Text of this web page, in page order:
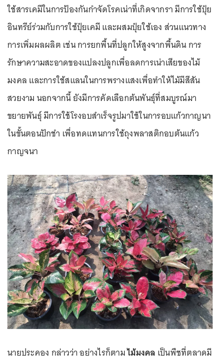
ใช้สารเคมีในการป้องกันกำจัดโรคเน่าที่เกิดจากรา มีการใช้ปุ๋ย
อินทรีย์ร่วมกับการใช้ปุ๋ยเคมี และผสมปุ๋ยใช้เอง ส่วนแนวทาง
การเพิ่มผลผลิต เช่น การยกพื้นที่ปลูกให้สูงจากพื้นดิน การ
รักษาความสะอาดของแปลงปลูกเพื่อลดการเน่าเสียของไม้
มงคล และการใช้สแลนในการพรางแสงเพื่อทำให้ไม้มีสีสัน
สวยงาม นอกจากนี้ ยังมีการคัดเลือกต้นพันธุ์ที่สมบูรณ์มา
ขยายพันธุ์ มีการใช้โรงอบสำเร็จรูปมาใช้ในการอบแก้วกาญนา
ในขั้นตอนปักชำ เพื่อทดแทนการใช้ถุงพลาสติกอบต้นแก้ว
กาญจนา
นายประคอง กล่าวว่า อย่างไรก็ตามไม้มงคล เป็นพืชที่ตลาดมี